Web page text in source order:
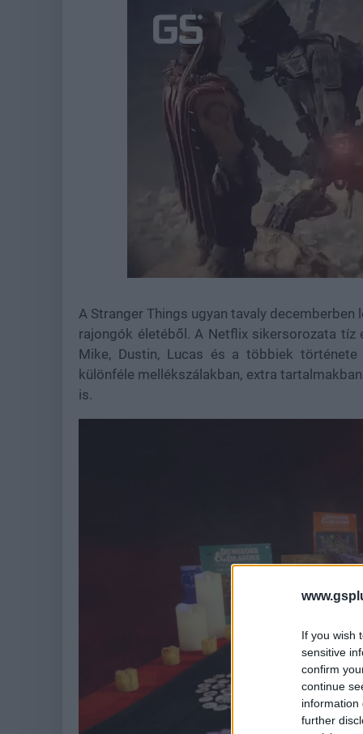
If you wish
sensitive
confirm
continue
information
further
44.15%
A Stranger Things ugyan tavaly
rajongók életéből. A Netflix sikersorozata
Mike, Dustin, Lucas és a többiek
különféle mellékszálakban, extra
is.